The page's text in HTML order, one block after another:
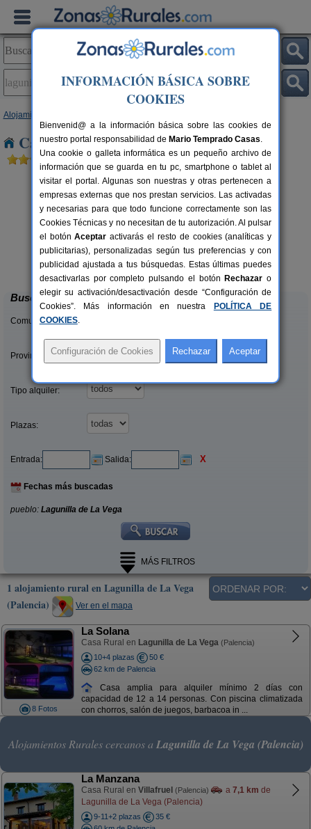
Alojamientos
Casas Rurales en Lagunilla de La Vega
14 pers.
desde30 €
La Casona de Támara
Támara de Campos (Palencia)
Buscar
Comunidades:
Provincias/Islas:
Tipo alquiler:
Plazas:
Entrada: Salida: X
Fechas más buscadas
pueblo: Lagunilla de La Vega
MÁS FILTROS
1 alojamiento rural en Lagunilla de La Vega
(Palencia)
Ver en el mapa
8 Fotos
La Solana
Casa Rural en Lagunilla de La Vega (Palencia)
10+4 plazas
50 €
62 km de Palencia
Casa amplia para alquiler mínimo 2 días con
capacidad de 12 a 14 personas. Con piscina climatizada
con chorros, salón de juegos, barbacoa in ...
Alojamientos Rurales cercanos a Lagunilla de La Vega (Palencia)
La Manzana
Casa Rural en Villafruel (Palencia) a 7,1 km de
Lagunilla de La Vega (Palencia)
9-11+2 plazas
35 €
INFORMACIÓN BÁSICA SOBRE
COOKIES
Bienvenid@ a la información básica sobre las cookies de
nuestro portal responsabilidad de Mario Temprado Casas.
Una cookie o galleta informática es un pequeño archivo de
información que se guarda en tu pc, smartphone o tablet al
visitar el portal. Algunas son nuestras y otras pertenecen a
empresas externas que nos prestan servicios. Las activadas
y necesarias para que todo funcione correctamente son las
Cookies Técnicas y no necesitan de tu autorización. Al pulsar
el botónAceptar activarás el resto de cookies (analíticas y
publicitarias), personalizadas según tus preferencias y con
publicidad ajustada a tus búsquedas. Estas últimas puedes
desactivarlas por completo pulsando el botón Rechazar o
elegir su activación/desactivación desde “Configuración de
Cookies”. Más información en nuestra
POLÍTICA DE
COOKIES.